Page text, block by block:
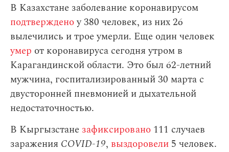
В Казахстане заболевание коронавирусом
подтвержденоу 380 человек, из них 26
вылечились и трое умерли. Еще один человек
умер от коронавируса сегодня утром в
Карагандинской области. Это был 62-летний
мужчина, госпитализированный 30 марта с
двусторонней пневмонией и дыхательной
недостаточностью.
В Кыргызстане зафиксировано 111 случаев
заражения СOVID-19, выздоровели 5 человек.